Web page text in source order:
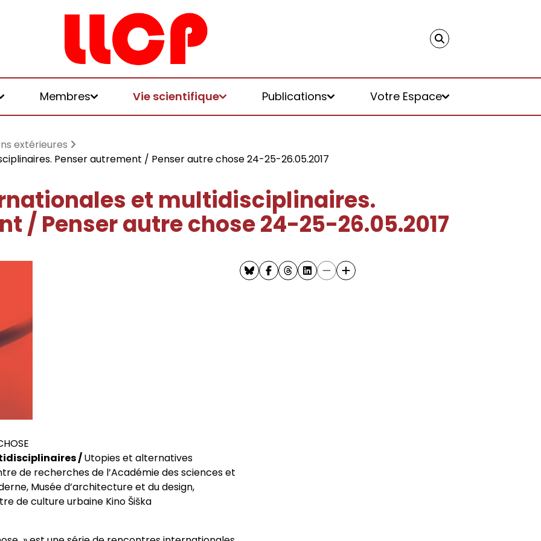
Membres Vie scientifique Publications Votre Espace
logiques de
philosophiques
contemporaine de
foucaldiennes
honoraires
extérieures
Penser autrement / Penser autre chose 24-25-26.05.2017
et multidisciplinaires.
/ Penser autre chose 24-25-26.05.2017
/Utopies et alternatives
de recherches de l’Académie des sciences et
Musée d’architecture et du design,
de culture urbaine Kino Šiška